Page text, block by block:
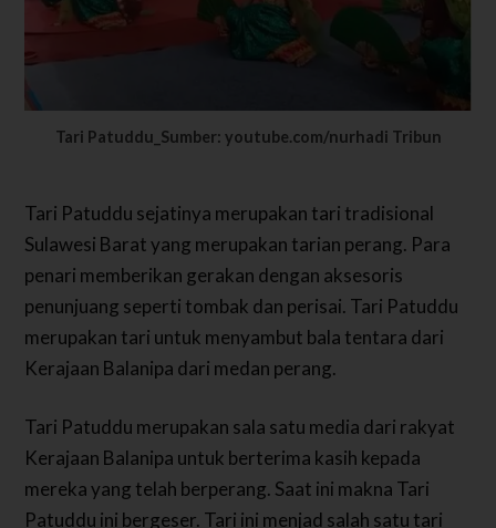
Tari Patuddu_Sumber: youtube.com/nurhadi Tribun
Tari Patuddu sejatinya merupakan tari tradisional
Sulawesi Barat yang merupakan tarian perang. Para
penari memberikan gerakan dengan aksesoris
penunjuang seperti tombak dan perisai. Tari Patuddu
merupakan tari untuk menyambut bala tentara dari
Kerajaan Balanipa dari medan perang.
Tari Patuddu merupakan sala satu media dari rakyat
Kerajaan Balanipa untuk berterima kasih kepada
mereka yang telah berperang. Saat ini makna Tari
Patuddu ini bergeser. Tari ini menjad salah satu tari